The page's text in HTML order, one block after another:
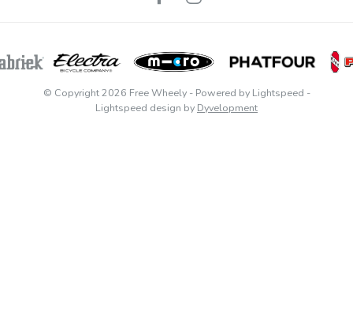
© Copyright 2026 Free Wheely- Powered by Lightspeed -
Lightspeed design by Dyvelopment